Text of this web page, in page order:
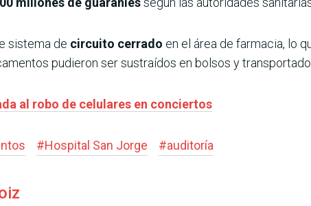
sistema de circuito cerrado en el área de farmacia, lo
pudieron ser sustraídos en bolsos y
al robo de celulares en conciertos
#Hospital San Jorge #auditoría